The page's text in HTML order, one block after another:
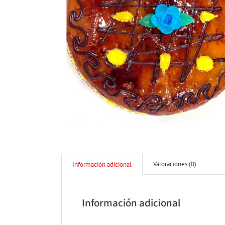
Información adicional Valoraciones (0)
Información adicional